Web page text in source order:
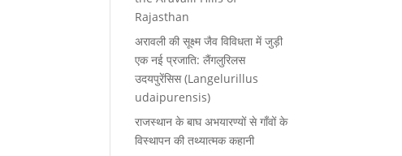
Rajasthan
अरावली की सूक्ष्म जैव विविधता में जुड़ी
एक नई प्रजाति: लैंगलुरिलस
उदयपुरेंसिस (Langelurillus
udaipurensis)
राजस्थान के बाघ अभयारण्यों से गाँवों के
विस्थापन की तथ्यात्मक कहानी